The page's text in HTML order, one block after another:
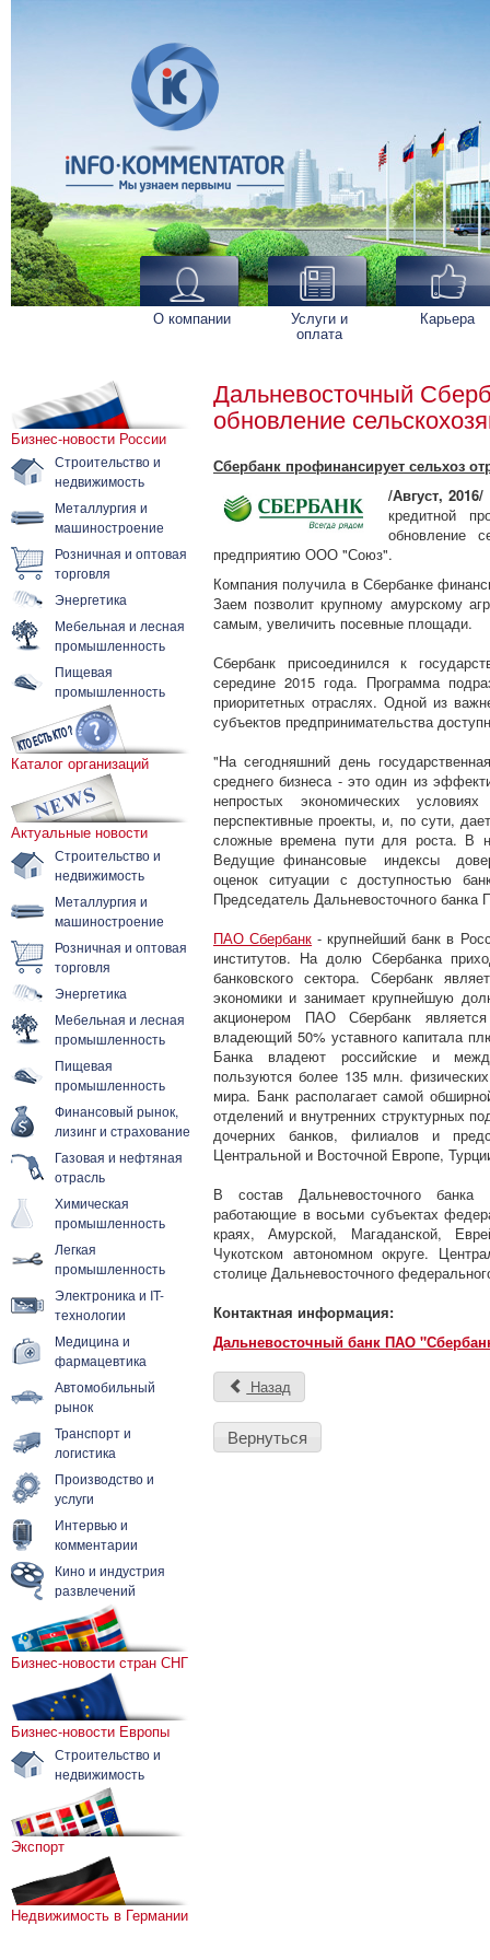
О компании Услуги и
оплата
Карьера
Бизнес-новости России
Строительство и
недвижимость
Металлургия и
машиностроение
Розничная и оптовая
торговля
Энергетика
Мебельная и лесная
промышленность
Пищевая
промышленность
Каталог организаций
Актуальные новости
Строительство и
недвижимость
Металлургия и
машиностроение
Розничная и оптовая
торговля
Энергетика
Мебельная и лесная
промышленность
Пищевая
промышленность
Финансовый рынок,
лизинг и страхование
Газовая и нефтяная
отрасль
Химическая
промышленность
Легкая
промышленность
Электроника и IT-
технологии
Медицина и
фармацевтика
Автомобильный
рынок
Транспорт и
логистика
Производство и
услуги
Интервью и
комментарии
Кино и индустрия
развлечений
Бизнес-новости стран СНГ
Бизнес-новости Европы
Строительство и
недвижимость
Экспорт
Недвижимость в Германии
Дальневосточный
обновление
Сбербанк профинансирует сельхоз
/Август, 2016/
кредитной
обновление
предприятию ООО "Союз".
Компания получила в Сбербанке
Заем позволит крупному амурскому
самым, увеличить посевные площади.
Сбербанк присоединился к
середине 2015 года. Программа
приоритетных отраслях. Одной из
субъектов предпринимательства
"На сегодняшний день
среднего бизнеса - это один из
непростых экономических
перспективные проекты, и, по сути,
сложные времена пути для роста. В
Ведущие финансовые индексы
оценок ситуации с доступностью
Председатель Дальневосточного
ПАО Сбербанк - крупнейший банк в
институтов. На долю Сбербанка
банковского сектора. Сбербанк
экономики и занимает крупнейшую
акционером ПАО Сбербанк
владеющий 50% уставного капитала
Банка владеют российские и
пользуются более 135 млн.
мира. Банк располагает самой
отделений и внутренних структурных
дочерних банков, филиалов и
Центральной и Восточной Европе,
В состав Дальневосточного
работающие в восьми субъектах
краях, Амурской, Магаданской,
Чукотском автономном округе.
столице Дальневосточного
Контактная информация:
Дальневосточный банк ПАО
Назад
Вернуться